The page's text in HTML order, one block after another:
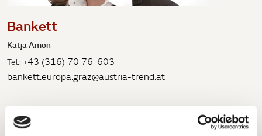
Bankett
Katja Amon
Tel.: +43 (316) 70 76-603
bankett.europa.graz@austria-trend.at